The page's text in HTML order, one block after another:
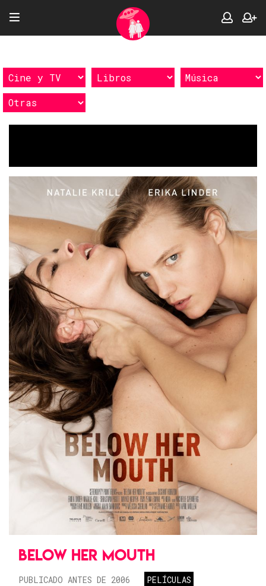
BELOW HER MOUTH
PUBLICADO ANTES DE 2006
PELÍCULAS